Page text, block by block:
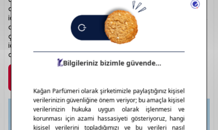
ciltle bütünleşen formülleriyle hem yaz hem kış kullanım
için idealdir. Bronzlaşma performansı ile tanınan Lancaster,
aynı zamanda cildin ışıltısını artıran bakım etkisiyle öne
çıkar. Dermatolojik olarak test edilen ürünleri hassas ciltler
için de uygundur. Güneşin tadını güvenle çıkarırken
cildinizde Lancaster farkını hissedin.